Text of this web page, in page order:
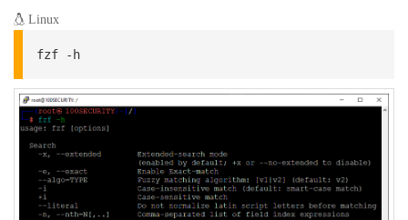
Linux
fzf -h